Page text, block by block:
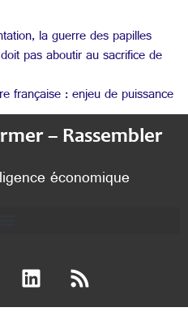
la guerre des papilles
pas aboutir au sacrifice de
française : enjeu de puissance
– Rassembler
économique